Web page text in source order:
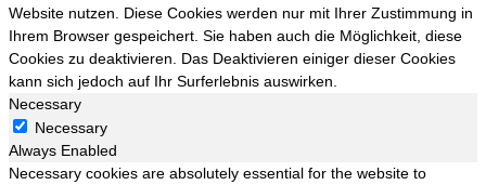
Website nutzen. Diese Cookies werden nur mit Ihrer Zustimmung in
Ihrem Browser gespeichert. Sie haben auch die Möglichkeit, diese
Cookies zu deaktivieren. Das Deaktivieren einiger dieser Cookies
kann sich jedoch auf Ihr Surferlebnis auswirken.
Necessary
Necessary
Always Enabled
Necessary cookies are absolutely essential for the website to